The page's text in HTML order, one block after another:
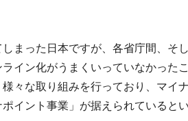
まった日本ですが、各省庁間、そ
イン化がうまくいっていなかった
々な取り組みを行っており、マイ
イント事業」が据えられているとい